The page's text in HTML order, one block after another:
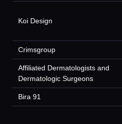
Koi Design
Crimsgroup
Affiliated Dermatologists and
Dermatologic Surgeons
Bira 91